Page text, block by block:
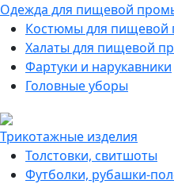
Одежда для пищевой
Костюмы для
Халаты для пищевой
Фартуки и нарукавники
Головные уборы
Трикотажные изделия
Толстовки, свитшоты
Футболки, рубашки-